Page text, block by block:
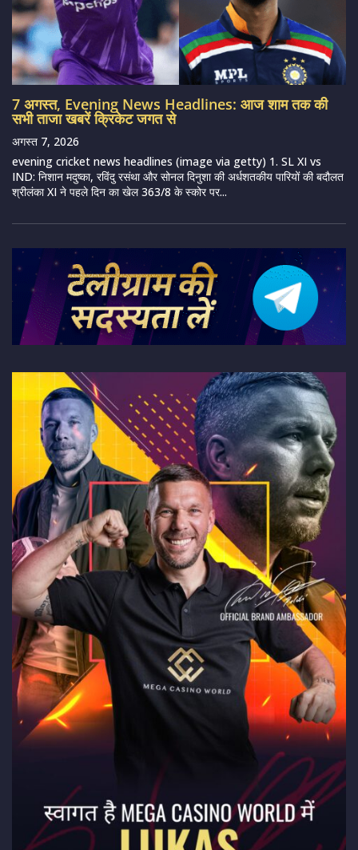
7 अगस्त, Evening News Headlines: आज शाम तक की
सभी ताजा खबरें क्रिकेट जगत से
अगस्त 7, 2026
evening cricket news headlines (image via getty) 1. SL XI vs
IND: निशान मदुष्का, रविंदु रसंथा और सोनल दिनुशा की अर्धशतकीय पारियों की बदौलत
श्रीलंका XI ने पहले दिन का खेल 363/8 के स्कोर पर...